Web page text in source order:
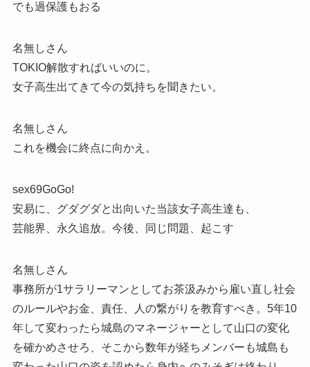
でも過保護もおる
名無しさん
TOKIO解散すればいいのに。
女子高生出てきて今の気持ちを聞きたい。
名無しさん
これを機会に終点に向かえ。
sex69GoGo!
安易に、グダグダと出向いた当該女子高生達も、
芸能界、永久追放。今後、同じ問題、起こす
名無しさん
事務所が1サラリーマンとしてお茶汲みから雇い直し社会
のルールやお金、責任、人の繋がりを教育すべき。5年10
年して変わったら城島のマネージャーとして山口の変化
を確かめさせろ、そこから数年が経ちメンバーも城島も